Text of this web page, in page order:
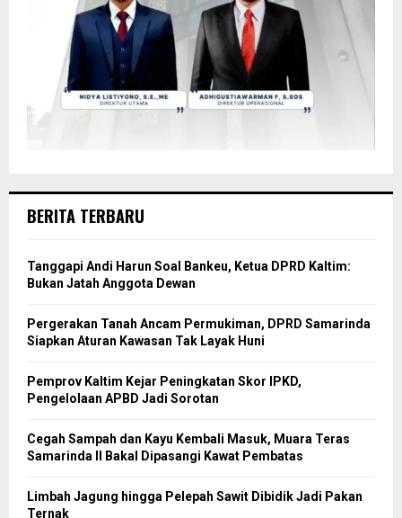
BERITA TERBARU
Tanggapi Andi Harun Soal Bankeu, Ketua DPRD Kaltim:
Bukan Jatah Anggota Dewan
Pergerakan Tanah Ancam Permukiman, DPRD Samarinda
Siapkan Aturan Kawasan Tak Layak Huni
Pemprov Kaltim Kejar Peningkatan Skor IPKD,
Pengelolaan APBD Jadi Sorotan
Cegah Sampah dan Kayu Kembali Masuk, Muara Teras
Samarinda II Bakal Dipasangi Kawat Pembatas
Limbah Jagung hingga Pelepah Sawit Dibidik Jadi Pakan
Ternak